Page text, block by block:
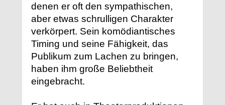
denen er oft den sympathischen,
aber etwas schrulligen Charakter
verkörpert. Sein komödiantisches
Timing und seine Fähigkeit, das
Publikum zum Lachen zu bringen,
haben ihm große Beliebtheit
eingebracht.